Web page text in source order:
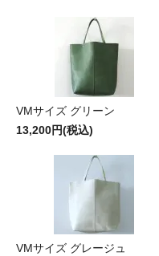
VMサイズ グリーン
13,200円(税込)
VMサイズ グレージュ